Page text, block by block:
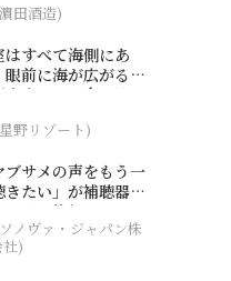
田酒造)
はすべて海側にあ
眼前に海が広がる
表島ホテル by 星野
野リゾート)
ブサメの声をもう一
きたい」が補聴器チ
ンジの後押しに
ノヴァ・ジャパン株
)